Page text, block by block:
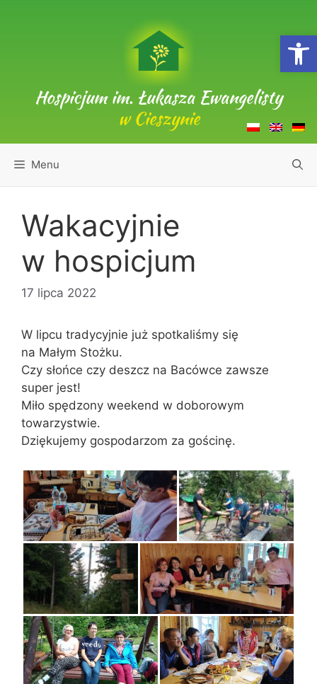
Hospicjum im. Łukasza Ewangelisty
w Cieszynie
Menu
Wakacyjnie
w hospicjum
17 lipca 2022
W lipcu tradycyjnie już spotkaliśmy się
na Małym Stożku.
Czy słońce czy deszcz na Bacówce zawsze
super jest!
Miło spędzony weekend w doborowym
towarzystwie.
Dziękujemy gospodarzom za gościnę.